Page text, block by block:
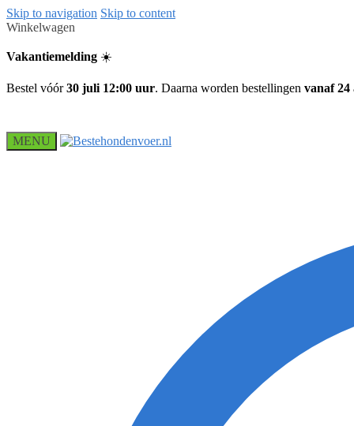
Skip to navigation Skip to content
Winkelwagen
Vakantiemelding ☀️
Bestel vóór30 juli 12:00 uur. Daarna worden bestellingen vanaf 24
MENU